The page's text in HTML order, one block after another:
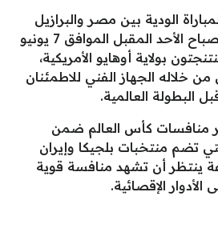
الودية بين مصر والبرازيل
في تمام الواحدة من صباح الأحد المقبل الموافق 7 يونيو
بولاية أوهايو الأمريكية،
خلاله الجهاز الفني للاطمئنان
البطولة العالمية.
كأس العالم ضمن
تضم منتخبات بلجيكا وإيران
ينتظر أن تشهد منافسة قوية
الإقصائية.